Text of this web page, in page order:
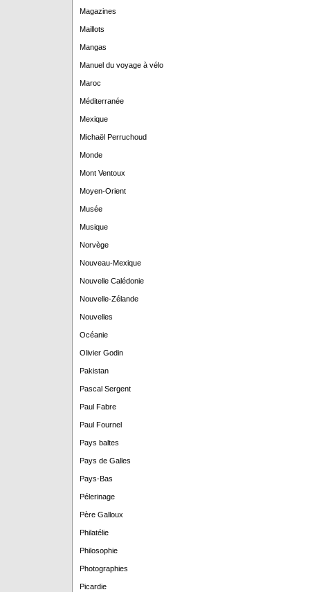
Magazines
Maillots
Mangas
Manuel du voyage à vélo
Maroc
Méditerranée
Mexique
Michaël Perruchoud
Monde
Mont Ventoux
Moyen-Orient
Musée
Musique
Norvège
Nouveau-Mexique
Nouvelle Calédonie
Nouvelle-Zélande
Nouvelles
Océanie
Olivier Godin
Pakistan
Pascal Sergent
Paul Fabre
Paul Fournel
Pays baltes
Pays de Galles
Pays-Bas
Pélerinage
Père Galloux
Philatélie
Philosophie
Photographies
Picardie